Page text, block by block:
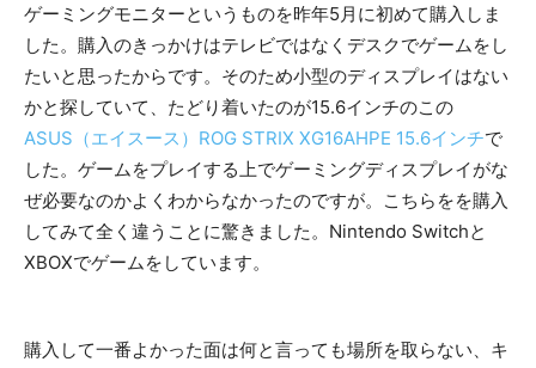
ゲーミングモニターというものを昨年5月に初めて購入しま
した。購入のきっかけはテレビではなくデスクでゲームをし
たいと思ったからです。そのため小型のディスプレイはない
かと探していて、たどり着いたのが15.6インチのこの
ASUS（エイスース）ROG STRIX XG16AHPE 15.6インチで
した。ゲームをプレイする上でゲーミングディスプレイがな
ぜ必要なのかよくわからなかったのですが。こちらをを購入
してみて全く違うことに驚きました。Nintendo Switchと
XBOXでゲームをしています。
購入して一番よかった面は何と言っても場所を取らない、キ